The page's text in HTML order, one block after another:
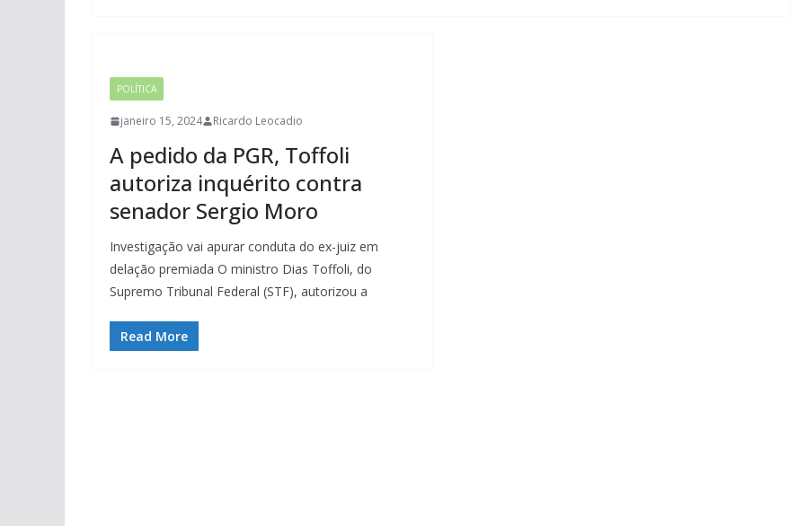
POLÍTICA
janeiro 15, 2024 Ricardo Leocadio
A pedido da PGR, Toffoli
autoriza inquérito contra
senador Sergio Moro
Investigação vai apurar conduta do ex-juiz em
delação premiada O ministro Dias Toffoli, do
Supremo Tribunal Federal (STF), autorizou a
Read More